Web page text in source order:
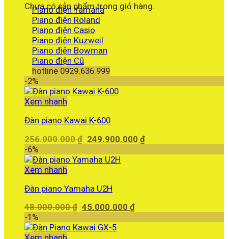
Chưa có sản phẩm trong giỏ hàng.
Piano điện Yamaha
Piano điện Roland
Piano điện Casio
Piano điện Kuzweil
Piano điện Bowman
Piano điện Cũ
hotline 0929.636.999
-2%
Xem nhanh
Đàn piano Kawai K-600
256.000.000₫ Giá
là:
249.900.000₫Giá
-6%
Xem nhanh
Đàn piano Yamaha U2H
48.000.000₫ Giá
là:
45.000.000₫Giá
-1%